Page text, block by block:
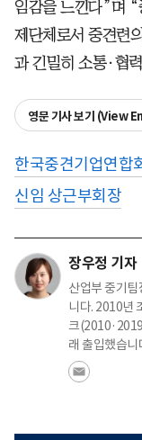
임감을 느낀다”며
제단체로서 중견련
과 긴밀히 소통·협
영문 기사 보기 (View
한국중견기업연합
신임 상근부회장
장우정 기자
산업부 중기
니다. 2010년
크
래 출입했습니